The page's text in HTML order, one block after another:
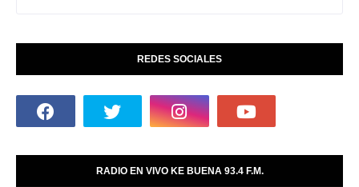
REDES SOCIALES
RADIO EN VIVO KE BUENA 93.4 F.M.